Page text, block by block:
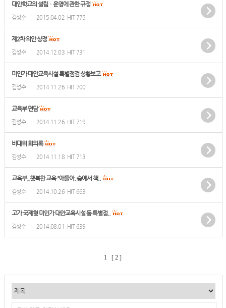
대안학교의 설립ㆍ운영에 관한 규정
김성수 2015.04.02 HIT 775
제2차 의안 상정
김성수 2014.12.03 HIT 731
미인가 대안교육시설 특별점검 상황보고
김성수 2014.11.26 HIT 700
교육부 면담
김성수 2014.11.26 HIT 719
비대위 회의록
김성수 2014.11.18 HIT 713
교육부_행복한 교육 "애들아, 숲에서 책..
김성수 2014.10.26 HIT 663
고가 국제형 미인가 대안교육시설 등 특별점..
김성수 2014.08.01 HIT 639
1 [ 2 ]